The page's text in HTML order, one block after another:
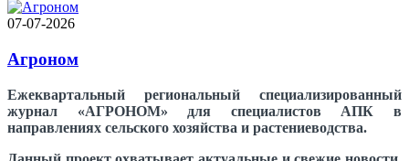
07-07-2026
Агроном
Ежеквартальный региональный специализированный
журнал «АГРОНОМ» для специалистов АПК в
направлениях сельского хозяйства и растениеводства.